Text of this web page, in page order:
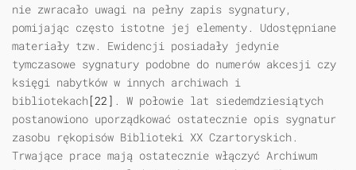
nie zwracało uwagi na pełny zapis sygnatury,
pomijając często istotne jej elementy. Udostępniane
materiały tzw. Ewidencji posiadały jedynie
tymczasowe sygnatury podobne do numerów akcesji czy
księgi nabytków w innych archiwach i
bibliotekach[22] . W połowie lat siedemdziesiątych
postanowiono uporządkować ostatecznie opis sygnatur
zasobu rękopisów Biblioteki XX Czartoryskich.
Trwające prace mają ostatecznie włączyć Archiwum